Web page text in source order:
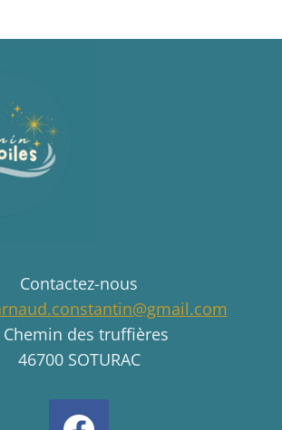
Contactez-nous
Chemin des truffières
46700 SOTURAC